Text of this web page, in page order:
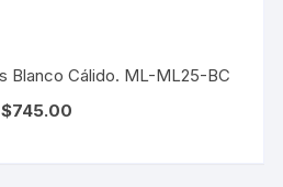
Blanco Cálido. ML-ML25-BC
$745.00